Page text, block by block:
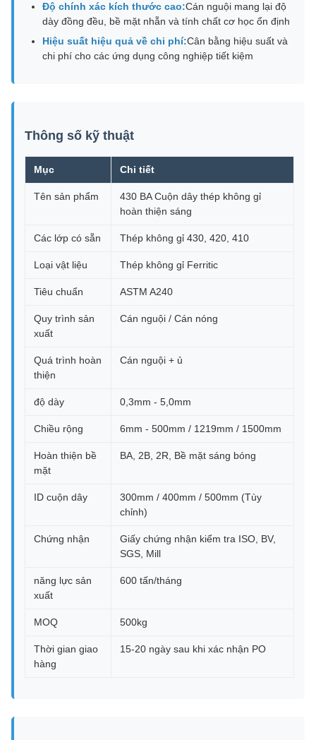
Độ chính xác kích thước cao:Cán nguội mang lại độ
dày đồng đều, bề mặt nhẵn và tính chất cơ học ổn định
Hiệu suất hiệu quả về chi phí:Cân bằng hiệu suất và
chi phí cho các ứng dụng công nghiệp tiết kiệm
Thông số kỹ thuật
Mục Chi tiết
Tên sản phẩm
430 BA Cuộn dây thép không gỉ
hoàn thiện sáng
Các lớp có sẵn Thép không gỉ 430, 420, 410
Loại vật liệu Thép không gỉ Ferritic
Tiêu chuẩn ASTM A240
Quy trình sản
xuất
Cán nguội / Cán nóng
Quá trình hoàn
thiện
Cán nguội + ủ
độ dày 0,3mm - 5,0mm
Chiều rộng 6mm - 500mm / 1219mm / 1500mm
Hoàn thiện bề
mặt
BA, 2B, 2R, Bề mặt sáng bóng
ID cuộn dây
300mm / 400mm / 500mm (Tùy
chỉnh)
Chứng nhận
Giấy chứng nhận kiểm tra ISO, BV,
SGS, Mill
năng lực sản
xuất
600 tấn/tháng
MOQ 500kg
Thời gian giao
hàng
15-20 ngày sau khi xác nhận PO